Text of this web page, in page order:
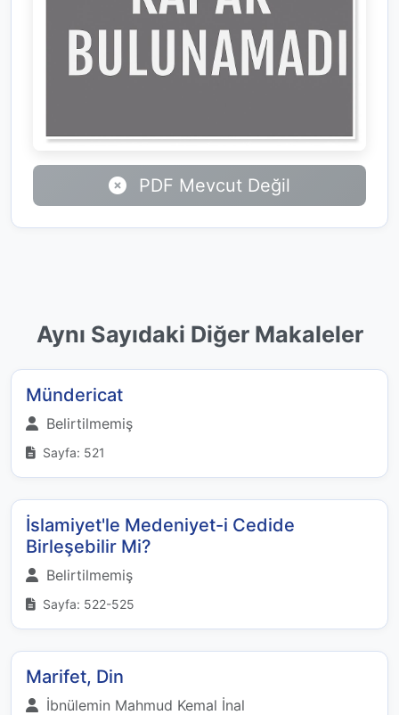
PDF Mevcut Değil
Aynı Sayıdaki Diğer Makaleler
Mündericat
Belirtilmemiş
Sayfa: 521
İslamiyet'le Medeniyet-i Cedide
Birleşebilir Mi?
Belirtilmemiş
Sayfa: 522-525
Marifet, Din
İbnülemin Mahmud Kemal İnal